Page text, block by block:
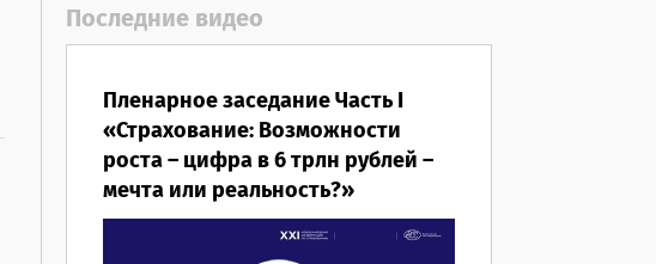
Последние видео
Пленарное заседание Часть I
«Страхование: Возможности
роста – цифра в 6 трлн рублей –
мечта или реальность?»